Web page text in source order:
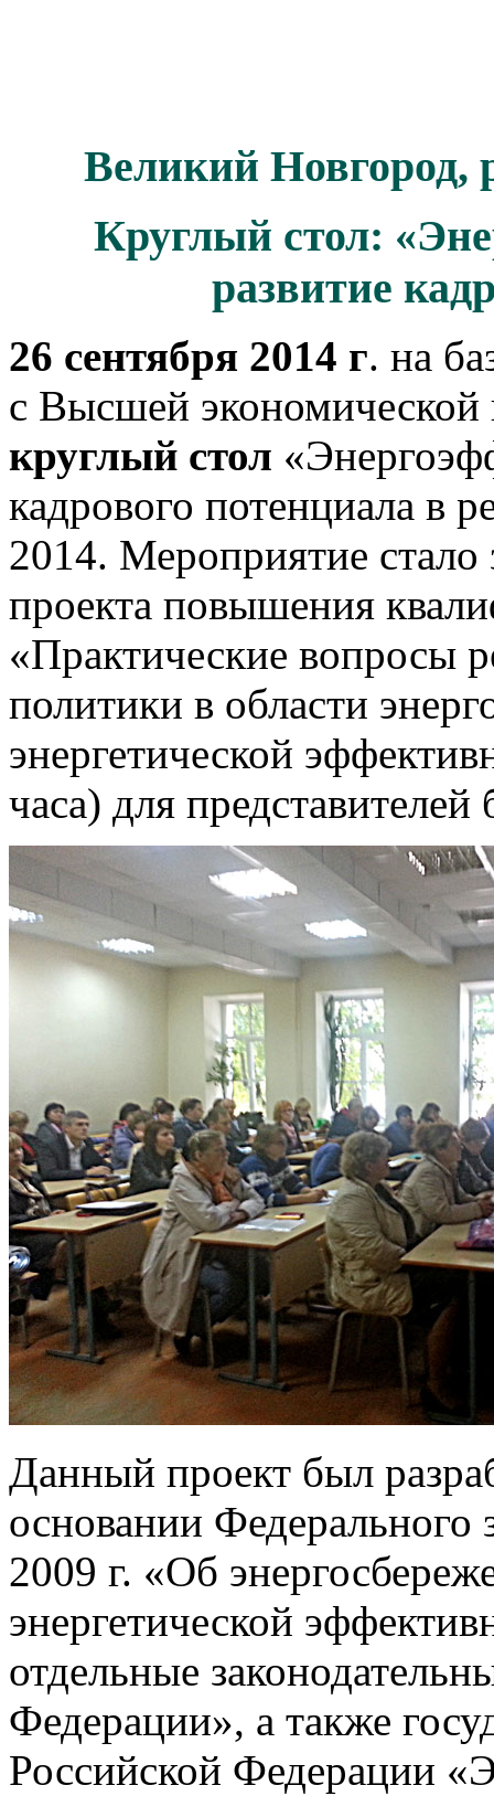
Великий Новгород,
Круглый стол:
развитие
26 сентября 2014 г. на
с Высшей
круглый стол
кадрового потенциала в
2014. Мероприятие
проекта повышения
«Практические вопросы
политики в области
энергетической
часа) для
Данный проект был
основании
2009 г. «Об
энергетической
отдельные
Федерации», а также
Российской Федерации